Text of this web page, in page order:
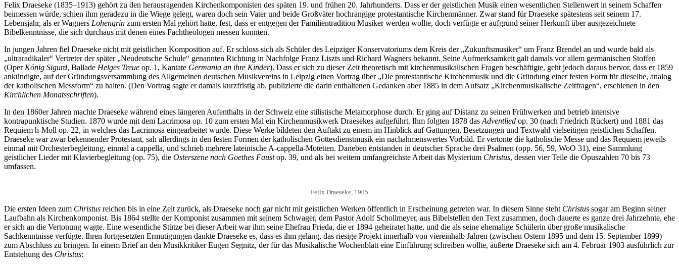
Felix Draeseke (1835–1913) gehört zu den herausragenden Kirchenkomponisten des späten 19. und frühen 20. Jahrhunderts. Dass er der geistlichen Musik einen wesentlichen Stellenwert in seinem Schaffen
beimessen würde, schien ihm geradezu in die Wiege gelegt, waren doch sein Vater und beide Großväter hochrangige protestantische Kirchenmänner. Zwar stand für Draeseke spätestens seit seinem 17.
Lebensjahr, als er Wagners Lohengrin zum ersten Mal gehört hatte, fest, dass er entgegen der Familientradition Musiker werden wollte, doch verfügte er aufgrund seiner Herkunft über ausgezeichnete
Bibelkenntnisse, die sich durchaus mit denen eines Fachtheologen messen konnten.
In jungen Jahren fiel Draeseke nicht mit geistlichen Komposition auf. Er schloss sich als Schüler des Leipziger Konservatoriums dem Kreis der „Zukunftsmusiker“ um Franz Brendel an und wurde bald als
„ultraradikaler“ Vertreter der später „Neudeutsche Schule“ genannten Richtung in Nachfolge Franz Liszts und Richard Wagners bekannt. Seine Aufmerksamkeit galt damals vor allem germanischen Stoffen
(Oper König Sigurd, Ballade Helges Treue op. 1, Kantate Germania an ihre Kinder). Dass er sich zu dieser Zeit theoretisch mit kirchenmusikalischen Fragen beschäftigte, geht jedoch daraus hervor, dass er 1859
ankündigte, auf der Gründungsversammlung des Allgemeinen deutschen Musikvereins in Leipzig einen Vortrag über „Die protestantische Kirchenmusik und die Gründung einer festen Form für dieselbe, analog
der katholischen Messform“ zu halten. (Den Vortrag sagte er damals kurzfristig ab, publizierte die darin enthaltenen Gedanken aber 1885 in dem Aufsatz „Kirchenmusikalische Zeitfragen“, erschienen in den
Kirchlichen Monatsschriften).
In den 1860er Jahren machte Draeseke während eines längeren Aufenthalts in der Schweiz eine stilistische Metamorphose durch. Er ging auf Distanz zu seinen Frühwerken und betrieb intensive
kontrapunktische Studien. 1870 wurde mit dem Lacrimosa op. 10 zum ersten Mal ein Kirchenmusikwerk Draesekes aufgeführt. Ihm folgten 1878 das Adventlied op. 30 (nach Friedrich Rückert) und 1881 das
Requiem h-Moll op. 22, in welches das Lacrimosa eingearbeitet wurde. Diese Werke bildeten den Auftakt zu einem im Hinblick auf Gattungen, Besetzungen und Textwahl vielseitigen geistlichen Schaffen.
Draeseke war zwar bekennender Protestant, sah allerdings in den festen Formen der katholischen Gottesdienstmusik ein nachahmenswertes Vorbild. Er vertonte die katholische Messe und das Requiem jeweils
einmal mit Orchesterbegleitung, einmal a cappella, und schrieb mehrere lateinische A-cappella-Motetten. Daneben entstanden in deutscher Sprache drei Psalmen (opp. 56, 59, WoO 31), eine Sammlung
geistlicher Lieder mit Klavierbegleitung (op. 75), die Osterszene nach Goethes Faustop. 39, und als bei weitem umfangreichste Arbeit das Mysterium Christus, dessen vier Teile die Opuszahlen 70 bis 73
umfassen.
Felix Draeseke, 1905
Die ersten Ideen zum Christus reichen bis in eine Zeit zurück, als Draeseke noch gar nicht mit geistlichen Werken öffentlich in Erscheinung getreten war. In diesem Sinne steht Christus sogar am Beginn seiner
Laufbahn als Kirchenkomponist. Bis 1864 stellte der Komponist zusammen mit seinem Schwager, dem Pastor Adolf Schollmeyer, aus Bibelstellen den Text zusammen, doch dauerte es ganze drei Jahrzehnte, ehe
er sich an die Vertonung wagte. Eine wesentliche Stütze bei dieser Arbeit war ihm seine Ehefrau Frieda, die er 1894 geheiratet hatte, und die als seine ehemalige Schülerin über große musikalische
Sachkenntnisse verfügte. Ihren fortgesetzten Ermutigungen dankte Draeseke es, dass es ihm gelang, das riesige Projekt innerhalb von viereinhalb Jahren (zwischen Ostern 1895 und dem 15. September 1899)
zum Abschluss zu bringen. In einem Brief an den Musikkritiker Eugen Segnitz, der für das Musikalische Wochenblatt eine Einführung schreiben wollte, äußerte Draeseke sich am 4. Februar 1903 ausführlich zur
Entstehung des Christus: